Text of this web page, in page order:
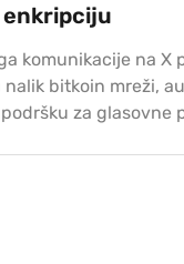
komunikacije na X
bitkoin mreži,
za glasovne